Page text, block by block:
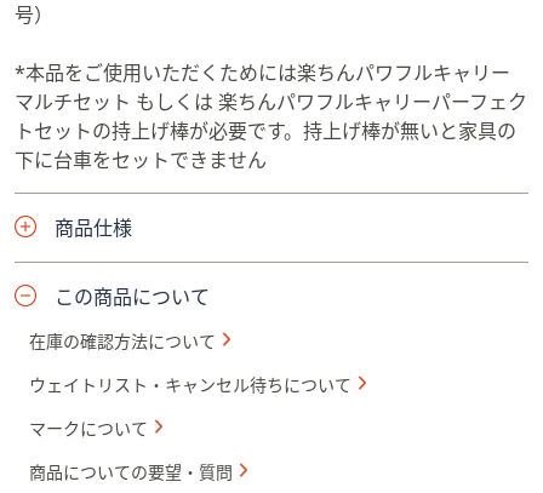
号）
*本品をご使用いただくためには楽ちんパワフルキャリー
マルチセット もしくは 楽ちんパワフルキャリーパーフェク
トセットの持上げ棒が必要です。持上げ棒が無いと家具の
下に台車をセットできません
商品仕様
この商品について
在庫の確認方法について
ウェイトリスト・キャンセル待ちについて
マークについて
商品についての要望・質問